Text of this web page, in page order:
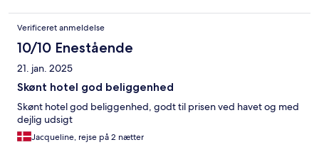
Verificeret anmeldelse
10/10 Enestående
21. jan. 2025
Skønt hotel god beliggenhed
Skønt hotel god beliggenhed, godt til prisen ved havet og med
dejlig udsigt
Jacqueline, rejse på 2 nætter